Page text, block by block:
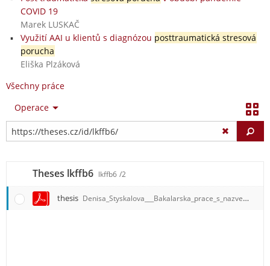
COVID 19
Marek LUSKAČ
Využití AAI u klientů s diagnózou posttraumatická stresová
porucha
Eliška Plzáková
Všechny práce
Operace
Theses lkffb6 lkffb6 /2
thesis Denisa_Styskalova___Bakalarska_prace_s_nazvem__Adverzni_d.pdf